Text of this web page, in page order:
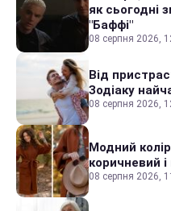
як сьогодні
"Баффі"
08 серпня 2026,
Від
Зодіаку
08 серпня 2026,
Модний
коричневий
08 серпня 2026,